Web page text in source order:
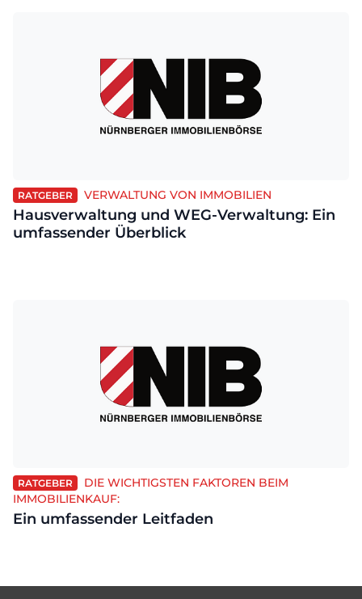
RATGEBER VERWALTUNG VON IMMOBILIEN
Hausverwaltung und WEG-Verwaltung: Ein
umfassender Überblick
RATGEBER
DIE WICHTIGSTEN FAKTOREN BEIM
IMMOBILIENKAUF:
Ein umfassender Leitfaden